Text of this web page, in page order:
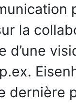
la
d’une
dernière